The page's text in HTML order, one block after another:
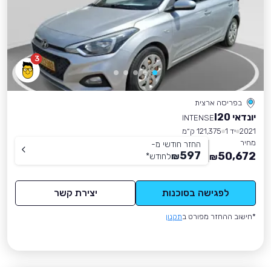
3
בפריסה ארצית
יונדאי I20
INTENSE
2021 יד 1
121,375 ק״מ
מחיר
50,672
₪
החזר חודשי מ-
597
₪לחודש*
לפגישה בסוכנות יצירת קשר
*חישוב ההחזר מפורט בתקנון